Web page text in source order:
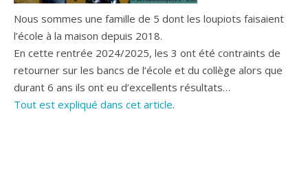
Nous sommes une famille de 5 dont les loupiots faisaient
l’école à la maison depuis 2018.
En cette rentrée 2024/2025, les 3 ont été contraints de
retourner sur les bancs de l’école et du collège alors que
durant 6 ans ils ont eu d’excellents résultats…
Tout est expliqué dans cet article.